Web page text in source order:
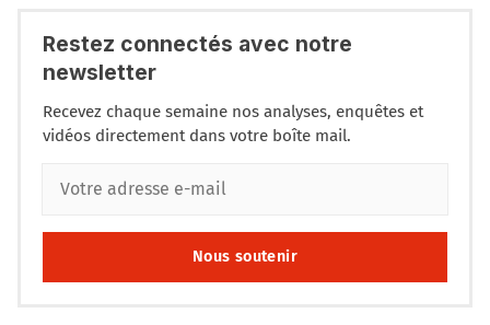
Restez connectés avec notre
newsletter
Recevez chaque semaine nos analyses, enquêtes et
vidéos directement dans votre boîte mail.
Nous soutenir